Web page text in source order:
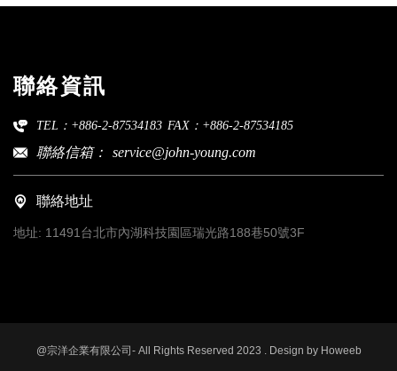
聯絡資訊
TEL：+886-2-87534183 FAX：+886-2-87534185
聯絡信箱： service@john-young.com
聯絡地址
地址: 11491台北市內湖科技園區瑞光路188巷50號3F
@宗洋企業有限公司- All Rights Reserved 2023 . Design by Howeeb